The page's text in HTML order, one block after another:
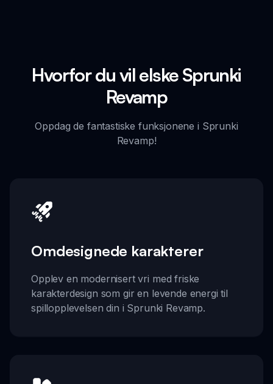
Hvorfor du vil elske Sprunki
Revamp
Oppdag de fantastiske funksjonene i Sprunki
Revamp!
Omdesignede karakterer
Opplev en modernisert vri med friske
karakterdesign som gir en levende energi til
spillopplevelsen din i Sprunki Revamp.